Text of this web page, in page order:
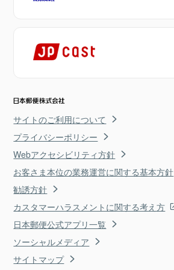
サイトのご利用について
プライバシーポリシー
Webアクセシビリティ方針
お客さま本位の業務運営に関する基本方針
勧誘方針
カスタマーハラスメントに関する考え方
日本郵便公式アプリ一覧
ソーシャルメディア
サイトマップ